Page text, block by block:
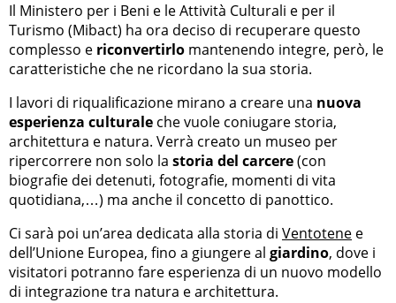
Il Ministero per i Beni e le Attività Culturali e per il
Turismo (Mibact) ha ora deciso di recuperare questo
complesso e riconvertirlo mantenendo integre, però, le
caratteristiche che ne ricordano la sua storia.
I lavori di riqualificazione mirano a creare una nuova
esperienza culturale che vuole coniugare storia,
architettura e natura. Verrà creato un museo per
ripercorrere non solo la storia del carcere(con
biografie dei detenuti, fotografie, momenti di vita
quotidiana,…) ma anche il concetto di panottico.
Ci sarà poi un’area dedicata alla storia di Ventotene e
dell’Unione Europea, fino a giungere al giardino, dove i
visitatori potranno fare esperienza di un nuovo modello
di integrazione tra natura e architettura.